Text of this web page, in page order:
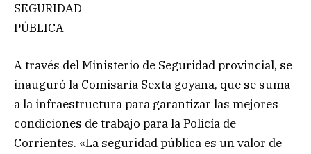
SEGURIDAD
PÚBLICA
A través del Ministerio de Seguridad provincial, se
inauguró la Comisaría Sexta goyana, que se suma
a la infraestructura para garantizar las mejores
condiciones de trabajo para la Policía de
Corrientes. «La seguridad pública es un valor de